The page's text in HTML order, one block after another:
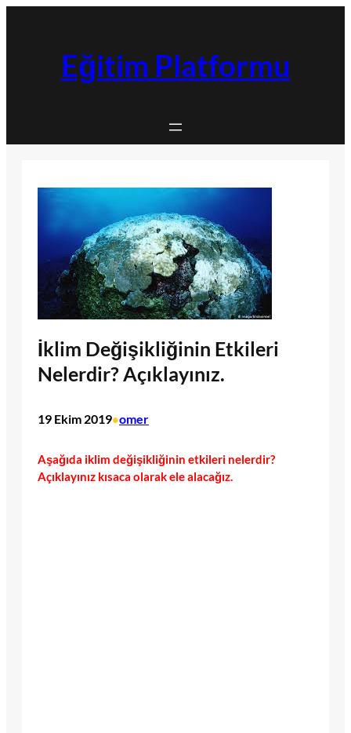
Eğitim Platformu
İklim Değişikliğinin Etkileri
Nelerdir? Açıklayınız.
19 Ekim 2019•omer
Aşağıda iklim değişikliğinin etkileri nelerdir?
Açıklayınız kısaca olarak ele alacağız.